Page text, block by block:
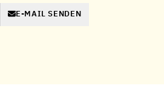
E-MAIL SENDEN